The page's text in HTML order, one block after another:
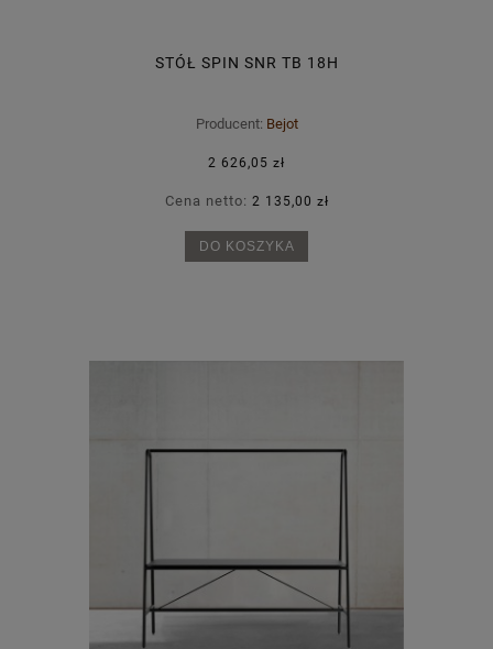
STÓŁ SPIN SNR TB 18H
Producent: Bejot
2 626,05 zł
Cena netto: 2 135,00 zł
DO KOSZYKA